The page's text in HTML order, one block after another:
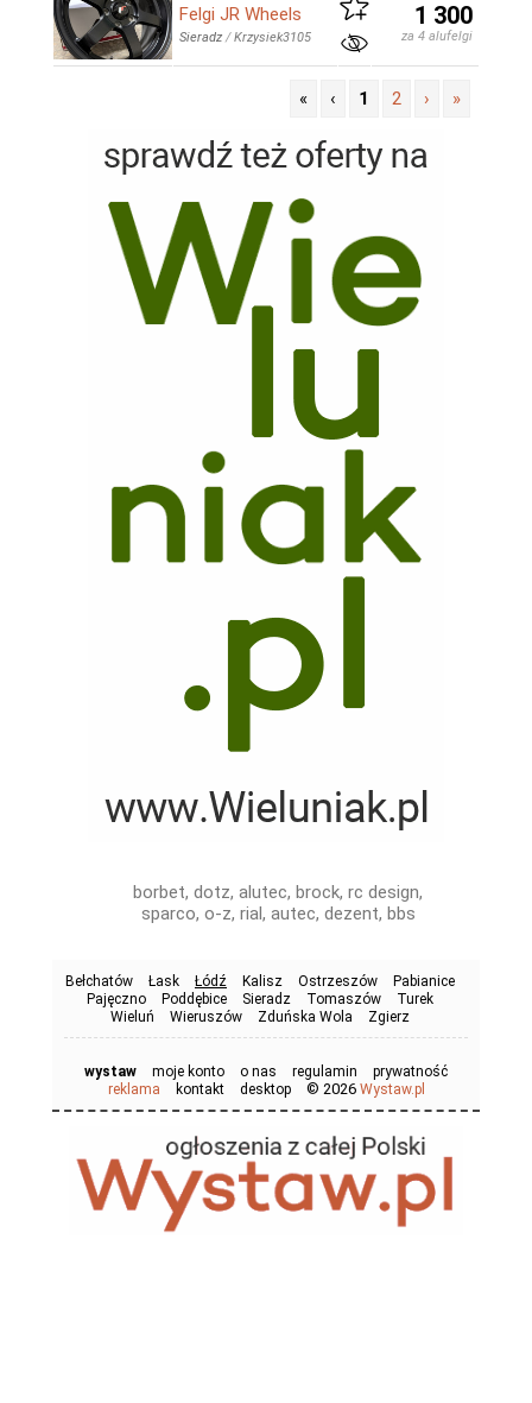
Felgi JR Wheels
Sieradz /Krzysiek3105
1 300
za 4 alufelgi
« ‹ 1 2 › »
borbet, dotz, alutec, brock, rc design,
sparco, o-z, rial, autec, dezent, bbs
Bełchatów Łask Łódź Kalisz Ostrzeszów
Pabianice
Pajęczno
Poddębice Sieradz Tomaszów
Turek
Wieluń
Wieruszów Zduńska Wola Zgierz
wystaw moje konto o nas regulamin
prywatność
reklama
kontakt desktop © 2026 Wystaw.pl